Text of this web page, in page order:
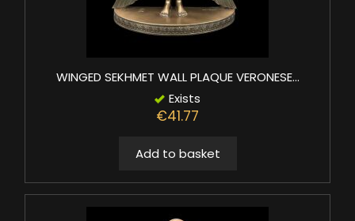
WINGED SEKHMET WALL PLAQUE VERONESE...
Exists
€41.77
Add to basket